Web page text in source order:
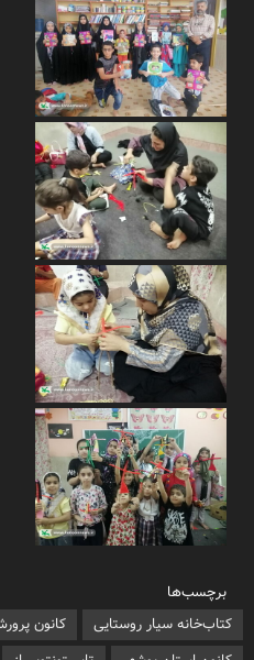
برچسب‌ها
کتاب‌خانه سیار روستایی
کانون